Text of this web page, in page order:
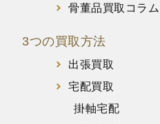
骨董品買取コラム
3つの買取方法
出張買取
宅配買取
掛軸宅配